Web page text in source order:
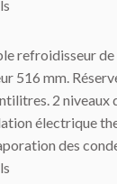
refroidisseur de
516 mm.
2 niveaux
électrique
des